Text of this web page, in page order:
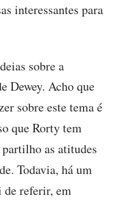
interessantes para
sobre a
Dewey. Acho que
sobre este tema é
que Rorty tem
as atitudes
Todavia, há um
de referir, em